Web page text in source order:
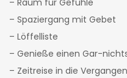
– Raum für Gefühle
– Spaziergang mit Gebet
– Löffelliste
– Genieße einen Gar-
– Zeitreise in die